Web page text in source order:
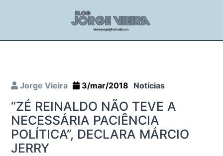
Jorge Vieira 3/mar/2018 Notícias
“ZÉ REINALDO NÃO TEVE A
NECESSÁRIA PACIÊNCIA
POLÍTICA”, DECLARA MÁRCIO
JERRY